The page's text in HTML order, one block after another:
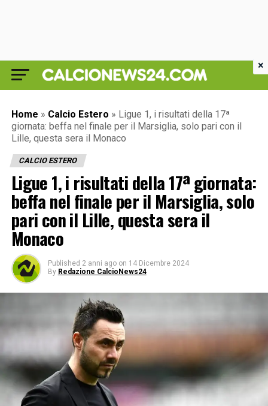
Home » Calcio Estero » Ligue 1, i risultati della 17ª
giornata: beffa nel finale per il Marsiglia, solo pari con il
Lille, questa sera il Monaco
CALCIO ESTERO
Ligue 1, i risultati della 17ª giornata:
beffa nel finale per il Marsiglia, solo
pari con il Lille, questa sera il
Monaco
Published 2 anni ago on 14 Dicembre 2024
By Redazione CalcioNews24
×